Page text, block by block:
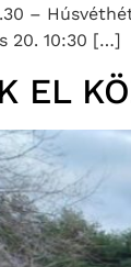
–
20. 10:30 […]
EL